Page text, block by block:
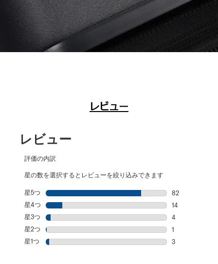
レビュー
レビュー
評価の内訳
星の数を選択するとレビューを絞り込みできます
星5つ 星
82
星5個の82件の
星4つ 星
14
星4個の14件の
星3つ 星
4
星3個の4件の
星2つ 星
1
星2個の1件のレ
星1つ
3